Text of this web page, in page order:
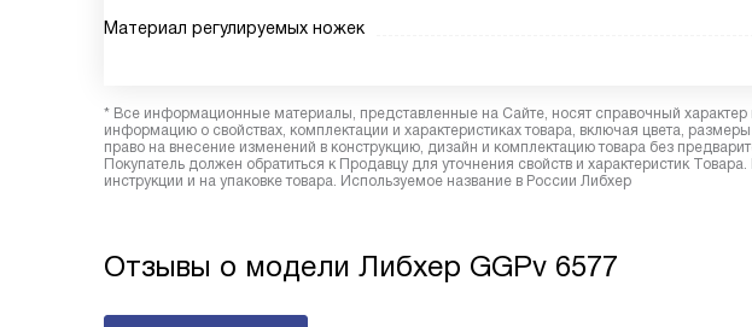
Материал регулируемых ножек
* Все информационные материалы, представленные на Сайте, носят справочный характер
информацию о свойствах, комплектации и характеристиках товара, включая цвета,
право на внесение изменений в конструкцию, дизайн и комплектацию товара без
Покупатель должен обратиться к Продавцу для уточнения свойств и характеристик
инструкции и на упаковке товара. Используемое название в России Либхер
Отзывы о модели Либхер GGPv 6577